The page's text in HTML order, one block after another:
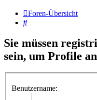
Foren-Übersicht
Suche
Sie müssen
sein, um Profile
Benutzername: